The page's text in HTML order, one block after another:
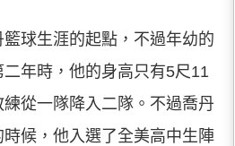
球生涯的起點，不過年幼的
年時，他的身高只有5尺11
從一隊降入二隊。不過喬丹
候，他入選了全美高中生陣